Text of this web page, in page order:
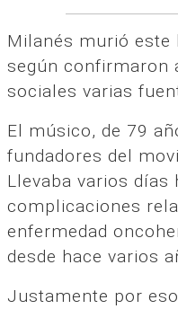
Milanés murió este
según confirmaron
sociales varias
El músico, de 79
fundadores del
Llevaba varios días
complicaciones
enfermedad
desde hace varios
Justamente por